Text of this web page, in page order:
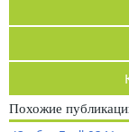
Похожие